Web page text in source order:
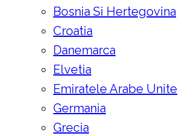
Bosnia Si Hertegovina
Croatia
Danemarca
Elvetia
Emiratele Arabe Unite
Germania
Grecia